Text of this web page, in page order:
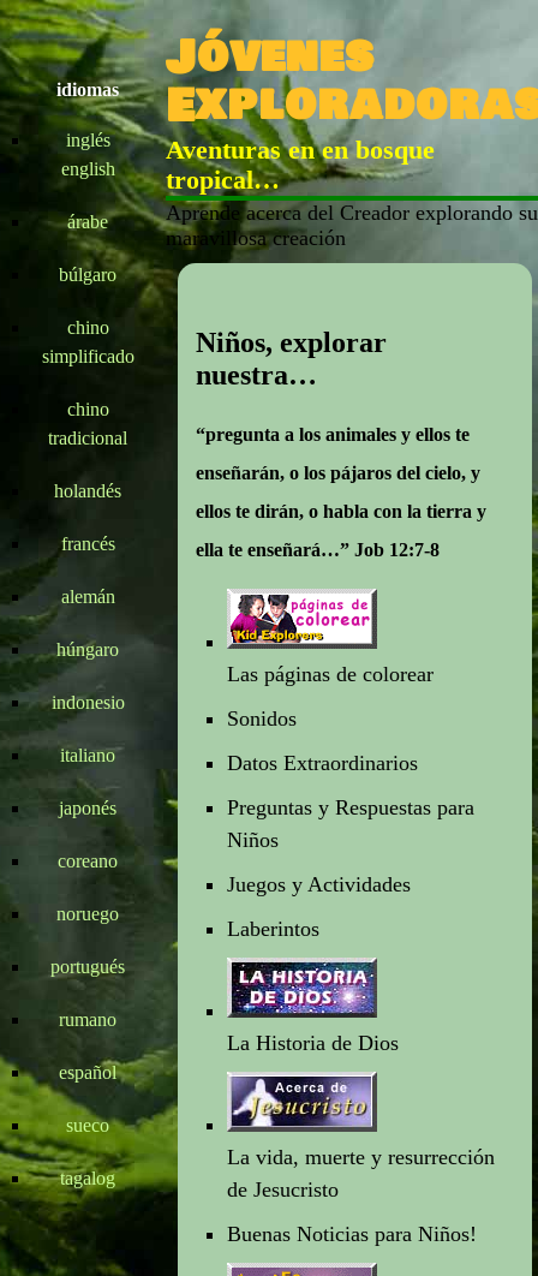
idiomas
inglés
english
árabe
búlgaro
chino
simplificado
chino
tradicional
holandés
francés
alemán
húngaro
indonesio
italiano
japonés
coreano
noruego
portugués
rumano
español
sueco
tagalog
Jóvenes
Aventuras en en bosque
tropical…
Aprende acerca del Creador explorando su
maravillosa creación
Niños, explorar
nuestra…
“pregunta a los animales y ellos te
enseñarán, o los pájaros del cielo, y
ellos te dirán, o habla con la tierra y
ella te enseñará…” Job 12:7-8
Las páginas de colorear
Sonidos
Datos Extraordinarios
Preguntas y Respuestas para
Niños
Juegos y Actividades
Laberintos
La Historia de Dios
La vida, muerte y resurrección
de Jesucristo
Buenas Noticias para Niños!